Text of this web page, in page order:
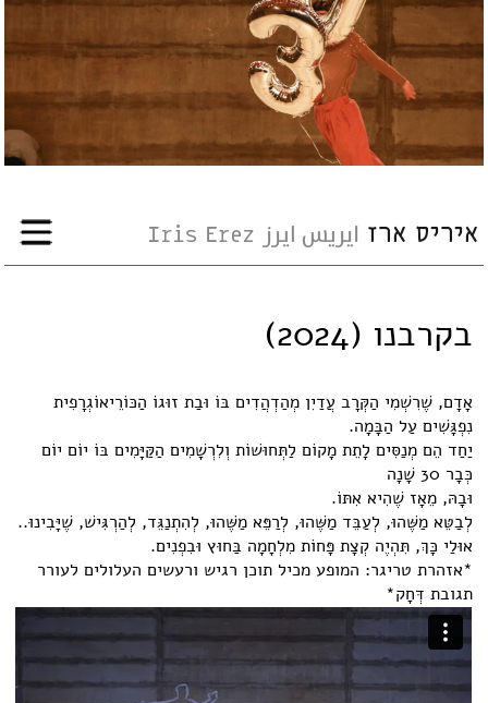
עבודות
אודות
ארועים
סדנאות
בקרבנו (2024)
אָדָם, שֶׁרִשְׁמִי הַקְּרָב עֲדַיִן מְהַדְהֲדִים בּוֹ וּבַת זוּגוֹ הַכּוֹרֵיאוֹגְרָפִית
נִפְגָּשִׁים עַל הַבָּמָה.
יַחַד הֵם מְנַסִּים לָתֵת מָקוֹם לַתְּחוּשׁוֹת וְלִרְשָׁמִים הַקַּיָּמִים בּוֹ יוֹם יוֹם
כְּבָר 30 שָׁנָה
וּבָהּ, מֵאָז שֶׁהִיא אִתּוֹ.
לְבַטֵּא מַשֶּׁהוּ, לְעַבֵּד מַשֶּׁהוּ, לְרַפֵּא מַשֶּׁהוּ, לְהִתְנַגֵּד, לְהַרְגִּישׁ, שֶׁיָּבִינוּ..
אוּלַי כָּךְ, תִּהְיֶה קְצָת פָּחוֹת מִלְחָמָה בַּחוּץ וּבִפְנִים.
*אזהרת טריגר: המופע מכיל תוכן רגיש ורעשים העלולים לעורר
תגובת דְּחָק*